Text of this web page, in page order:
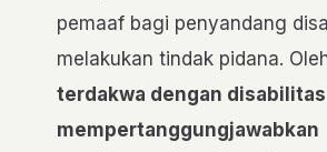
pemaaf bagi penyandang
melakukan tindak pidana.
terdakwa dengan
mempertanggungjawabkan